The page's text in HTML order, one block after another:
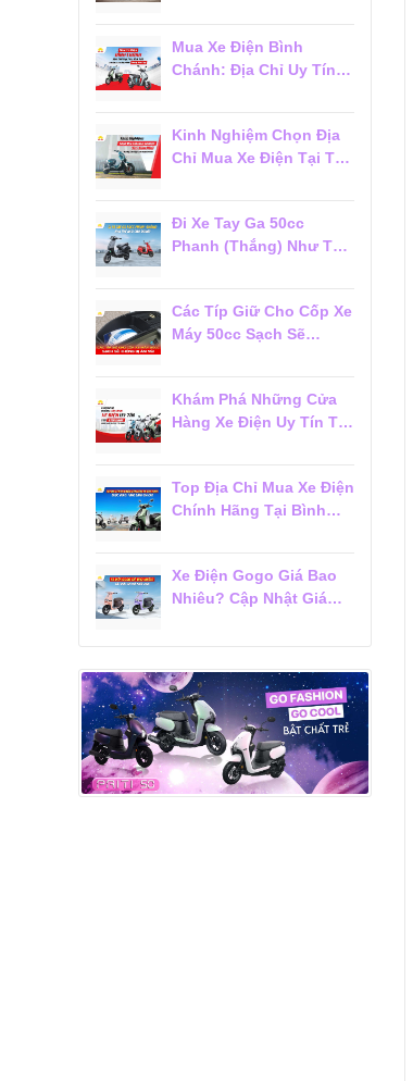
Mua Xe Điện Bình
Chánh: Địa Chỉ Uy Tín,
Kinh Nghiệm Chọn Địa
Chỉ Mua Xe Điện Tại Tân
Đi Xe Tay Ga 50cc
Phanh (Thắng) Như Thế
Các Típ Giữ Cho Cốp Xe
Máy 50cc Sạch Sẽ
Khám Phá Những Cửa
Hàng Xe Điện Uy Tín Tại
Top Địa Chỉ Mua Xe Điện
Chính Hãng Tại Bình
Xe Điện Gogo Giá Bao
Nhiêu? Cập Nhật Giá